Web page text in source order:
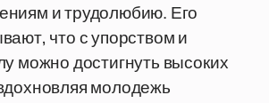
и трудолюбию. Его
что с упорством и
можно достигнуть высоких
молодежь